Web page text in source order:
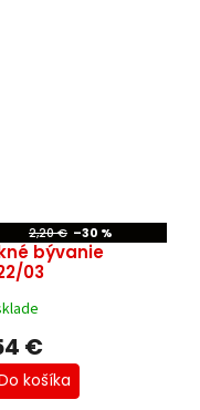
2,20 € –30 %
bývanie
03
€
košíka